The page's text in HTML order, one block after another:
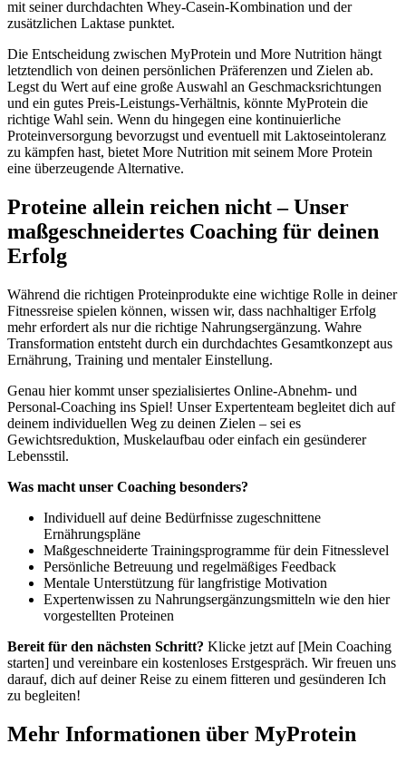
mit seiner durchdachten Whey-Casein-Kombination und der
zusätzlichen Laktase punktet.
Die Entscheidung zwischen MyProtein und More Nutrition hängt
letztendlich von deinen persönlichen Präferenzen und Zielen ab.
Legst du Wert auf eine große Auswahl an Geschmacksrichtungen
und ein gutes Preis-Leistungs-Verhältnis, könnte MyProtein die
richtige Wahl sein. Wenn du hingegen eine kontinuierliche
Proteinversorgung bevorzugst und eventuell mit Laktoseintoleranz
zu kämpfen hast, bietet More Nutrition mit seinem More Protein
eine überzeugende Alternative.
Proteine allein reichen nicht – Unser
maßgeschneidertes Coaching für deinen
Erfolg
Während die richtigen Proteinprodukte eine wichtige Rolle in deiner
Fitnessreise spielen können, wissen wir, dass nachhaltiger Erfolg
mehr erfordert als nur die richtige Nahrungsergänzung. Wahre
Transformation entsteht durch ein durchdachtes Gesamtkonzept aus
Ernährung, Training und mentaler Einstellung.
Genau hier kommt unser spezialisiertes Online-Abnehm- und
Personal-Coaching ins Spiel! Unser Expertenteam begleitet dich auf
deinem individuellen Weg zu deinen Zielen – sei es
Gewichtsreduktion, Muskelaufbau oder einfach ein gesünderer
Lebensstil.
Was macht unser Coaching besonders?
Individuell auf deine Bedürfnisse zugeschnittene
Ernährungspläne
Maßgeschneiderte Trainingsprogramme für dein Fitnesslevel
Persönliche Betreuung und regelmäßiges Feedback
Mentale Unterstützung für langfristige Motivation
Expertenwissen zu Nahrungsergänzungsmitteln wie den hier
vorgestellten Proteinen
Bereit für den nächsten Schritt? Klicke jetzt auf [Mein Coaching
starten] und vereinbare ein kostenloses Erstgespräch. Wir freuen uns
darauf, dich auf deiner Reise zu einem fitteren und gesünderen Ich
zu begleiten!
Mehr Informationen über MyProtein